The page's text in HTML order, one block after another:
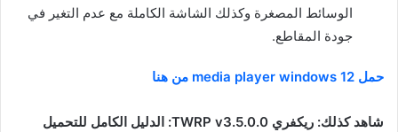
الوسائط المصغرة وكذلك الشاشة الكاملة مع عدم التغير في
جودة المقاطع.
حمل 12 media player windows من هنا
شاهد كذلك: ريكفري TWRP v3.5.0.0: الدليل الكامل للتحميل